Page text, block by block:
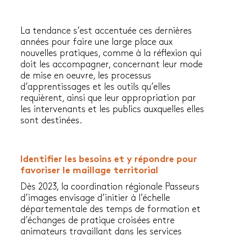
La tendance s’est accentuée ces dernières
années pour faire une large place aux
nouvelles pratiques, comme à la réflexion qui
doit les accompagner, concernant leur mode
de mise en oeuvre, les processus
d’apprentissages et les outils qu’elles
requièrent, ainsi que leur appropriation par
les intervenants et les publics auxquelles elles
sont destinées.
Identifier les besoins et y répondre pour
favoriser le maillage territorial
Dès 2023, la coordination régionale Passeurs
d’images envisage d’initier à l’échelle
départementale des temps de formation et
d’échanges de pratique croisées entre
animateurs travaillant dans les services